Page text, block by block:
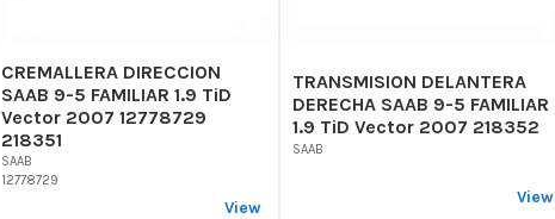
CREMALLERA DIRECCION
SAAB 9-5 FAMILIAR 1.9 TiD
Vector 2007 12778729
218351
SAAB
12778729
View
TRANSMISION DELANTERA
DERECHA SAAB 9-5 FAMILIAR
1.9 TiD Vector 2007 218352
SAAB
View